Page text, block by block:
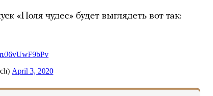
«Поля чудес» будет выглядеть вот так: